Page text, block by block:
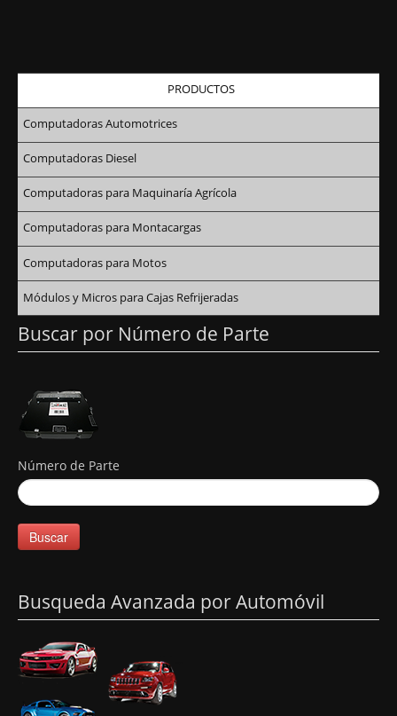
PRODUCTOS
Computadoras Automotrices
Computadoras Diesel
Computadoras para Maquinaría Agrícola
Computadoras para Montacargas
Computadoras para Motos
Módulos y Micros para Cajas Refrijeradas
Buscar por Número de Parte
Número de Parte
Buscar
Busqueda Avanzada por Automóvil